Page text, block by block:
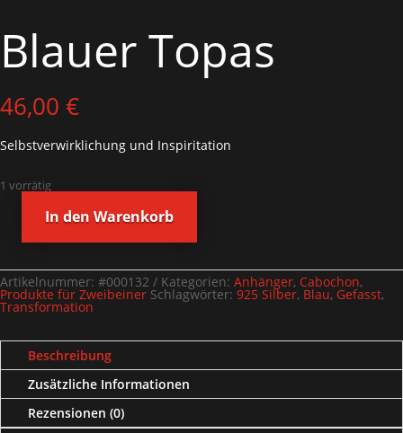
Blauer Topas
46,00 €
Selbstverwirklichung und Inspiritation
1 vorrätig
Menge
In den Warenkorb
Artikelnummer: #000132 Kategorien: Anhänger, Cabochon,
Produkte für Zweibeiner Schlagwörter: 925 Silber, Blau, Gefasst,
Transformation
Beschreibung
Zusätzliche Informationen
Rezensionen (0)